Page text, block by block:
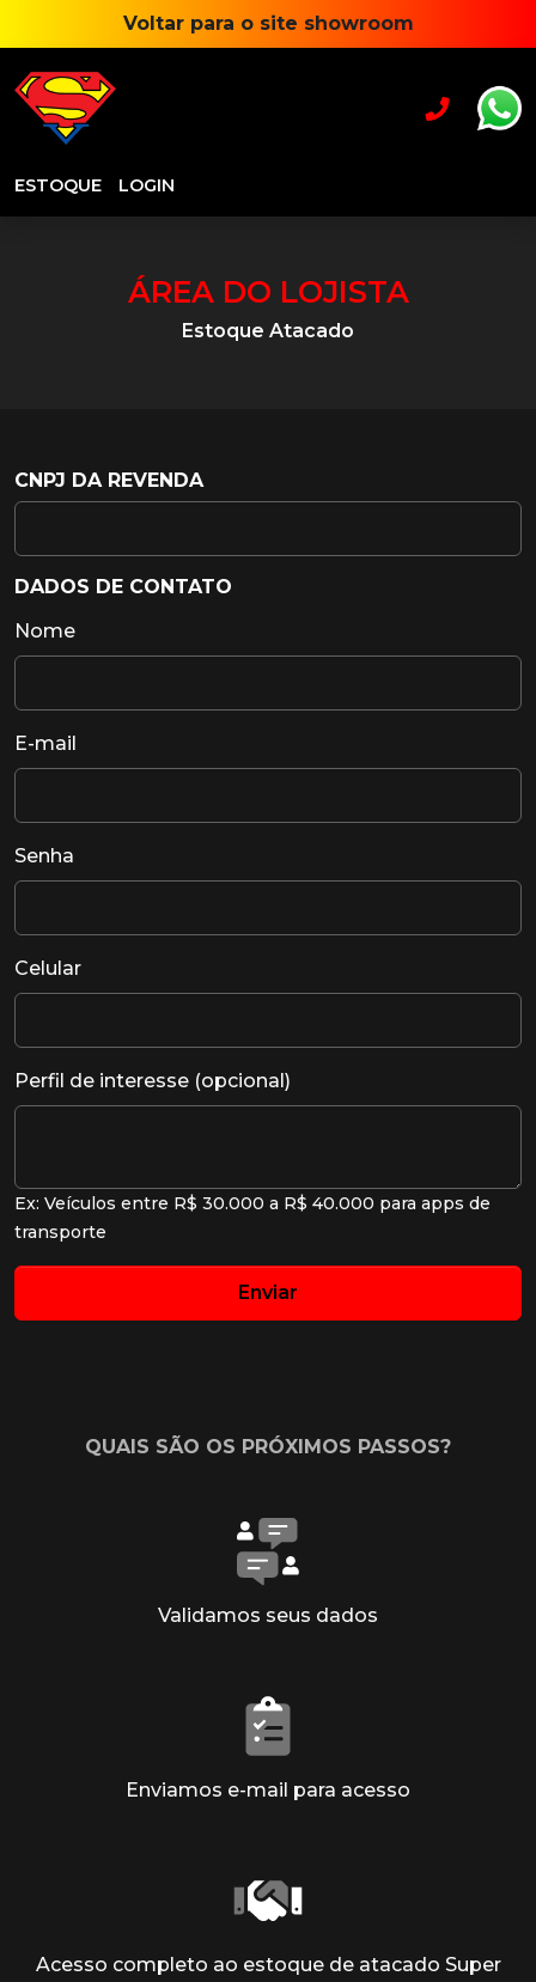
Voltar para o site showroom
ESTOQUE LOGIN
ÁREA DO LOJISTA
Estoque Atacado
CNPJ DA REVENDA
DADOS DE CONTATO
Nome
E-mail
Senha
Celular
Perfil de interesse (opcional)
Ex: Veículos entre R$ 30.000 a R$ 40.000 para apps de
transporte
Enviar
QUAIS SÃO OS PRÓXIMOS PASSOS?
Validamos seus dados
Enviamos e-mail para acesso
Acesso completo ao estoque de atacado Super